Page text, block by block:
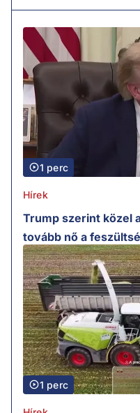
1 perc
Hírek
Trump szerint közel
tovább nő a
1 perc